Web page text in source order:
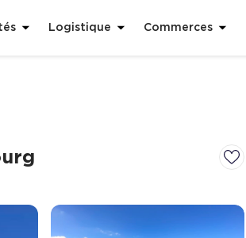
Logistique Commerces